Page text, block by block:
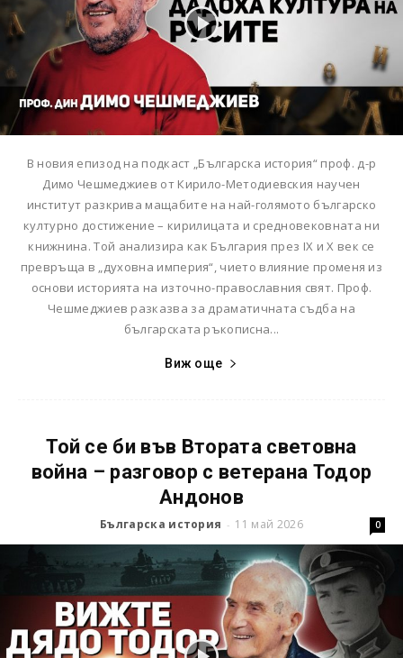
В новия епизод на подкаст „Българска история“ проф. д-р
Димо Чешмеджиев от Кирило-Методиевския научен
институт разкрива мащабите на най-голямото българско
културно достижение – кирилицата и средновековната ни
книжнина. Той анализира как България през IX и X век се
превръща в „духовна империя“, чието влияние променя из
основи историята на източно-православния свят. Проф.
Чешмеджиев разказва за драматичната съдба на
българската ръкописна...
Виж още
Той се би във Втората световна
война – разговор с ветерана Тодор
Андонов
Българска история - 11 май 2026 0